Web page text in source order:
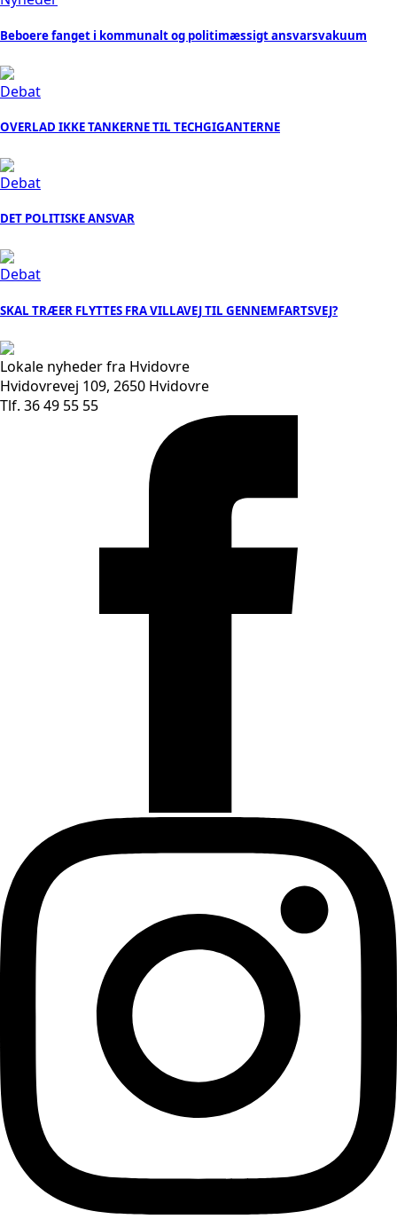
Beboere fanget i kommunalt og politimæssigt ansvarsvakuum
Debat
OVERLAD IKKE TANKERNE TIL TECHGIGANTERNE
Debat
DET POLITISKE ANSVAR
Debat
SKAL TRÆER FLYTTES FRA VILLAVEJ TIL GENNEMFARTSVEJ?
Lokale nyheder fra Hvidovre
Hvidovrevej 109, 2650 Hvidovre
Tlf. 36 49 55 55